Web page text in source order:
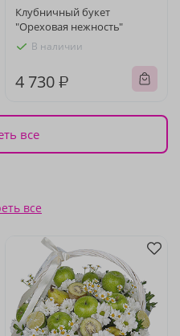
Клубничный букет
"Ореховая нежность"
В наличии
4 730 ₽
все
все